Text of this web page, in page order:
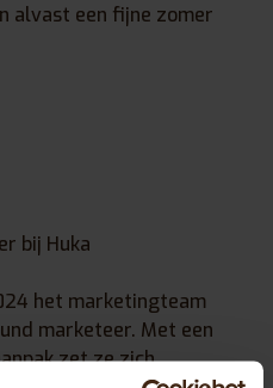
alvast een fijne zomer
bij Huka
het marketingteam
marketeer. Met een
zet ze zich